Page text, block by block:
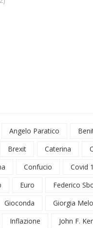
Angelo Paratico
Brexit Caterina
Confucio Covid
Euro
Federico
Gioconda Giorgia
Inflazione
John F.